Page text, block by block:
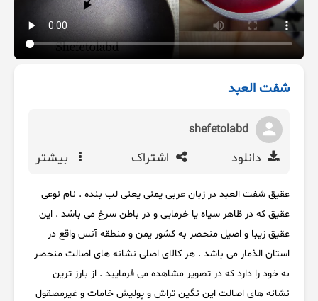
شفت العبد
shefetolabd
دانلود اشتراک بیشتر
عقیق شفت العبد در زبان عربی یمنی یعنی لب بنده . نام نوعی
عقیق که در ظاهر سیاه یا خرمایی و در باطن سرخ می باشد . این
عقیق زیبا و اصیل منحصر به کشور یمن و منطقه آنس واقع در
استان الذمار می باشد . هر کالای اصلی نشانه های اصالت منحصر
به خود را دارد که در تصویر مشاهده می فرمایید . از بارز ترین
نشانه های اصالت این نگین تراش و پولیش خامات و غیرمصقول